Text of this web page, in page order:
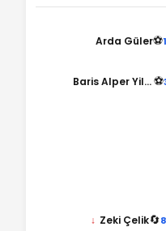
⚽
Arda Güler
⚽
Baris Alper Yilmaz
🔄
↓ Zeki Çelik